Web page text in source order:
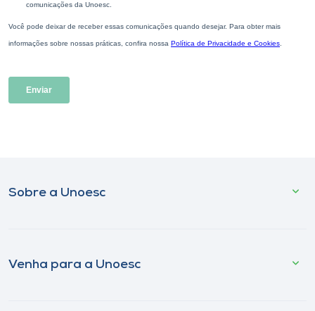
Sobre a Unoesc
Venha para a Unoesc